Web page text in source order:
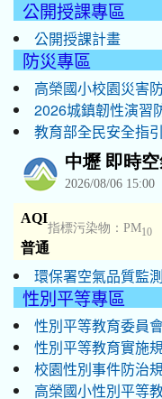
公開授課專區
公開授課計畫
防災專區
高榮國小校園災害
2026城鎮韌性演習
教育部全民安全指引
環保署空氣品質監
性別平等專區
性別平等教育委員
性別平等教育實施
校園性別事件防治
高榮國小性別平等